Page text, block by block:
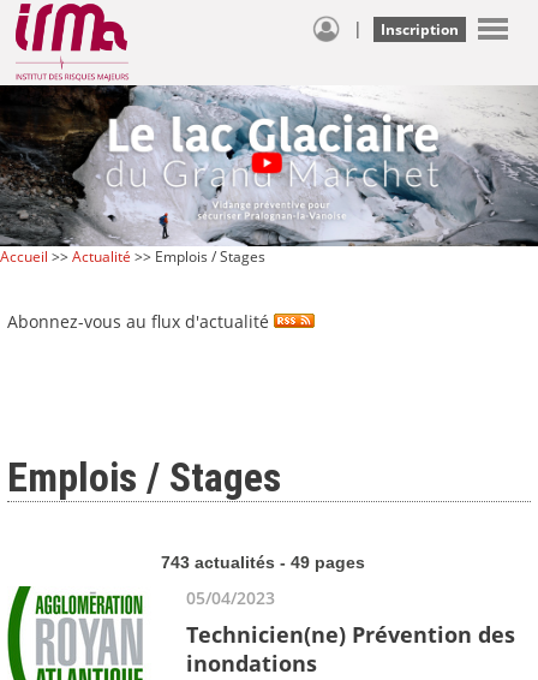
| Inscription
Accueil >>Actualité >> Emplois / Stages
Abonnez-vous au flux d'actualité
Emplois / Stages
743 actualités - 49 pages
05/04/2023
Technicien(ne) Prévention des
inondations